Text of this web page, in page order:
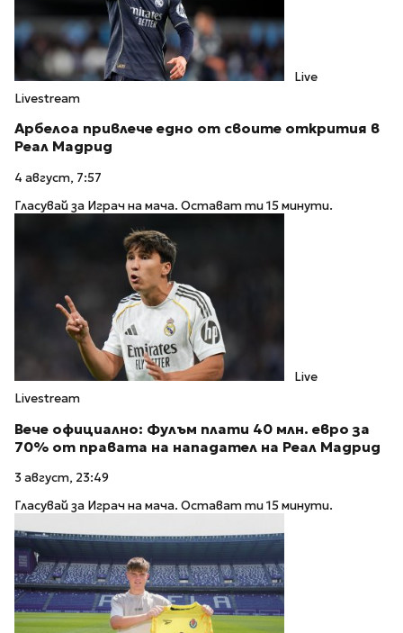
Live
Livestream
Арбелоа привлече едно от своите открития в
Реал Мадрид
4 август, 7:57
Гласувай за Играч на мача. Остават ти 15 минути.
Live
Livestream
Вече официално: Фулъм плати 40 млн. евро за
70% от правата на нападател на Реал Мадрид
3 август, 23:49
Гласувай за Играч на мача. Остават ти 15 минути.